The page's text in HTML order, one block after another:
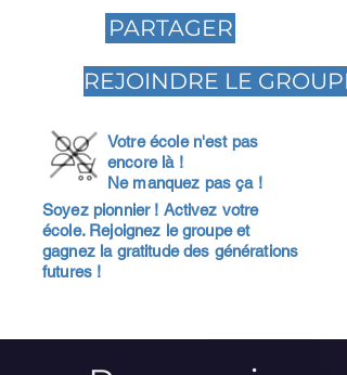
PARTAGER
REJOINDRE LE GROUPE
Votre école n'est pas
encore là !
Ne manquez pas ça !
Soyez pionnier ! Activez votre
école. Rejoignez le groupe et
gagnez la gratitude des générations
futures !